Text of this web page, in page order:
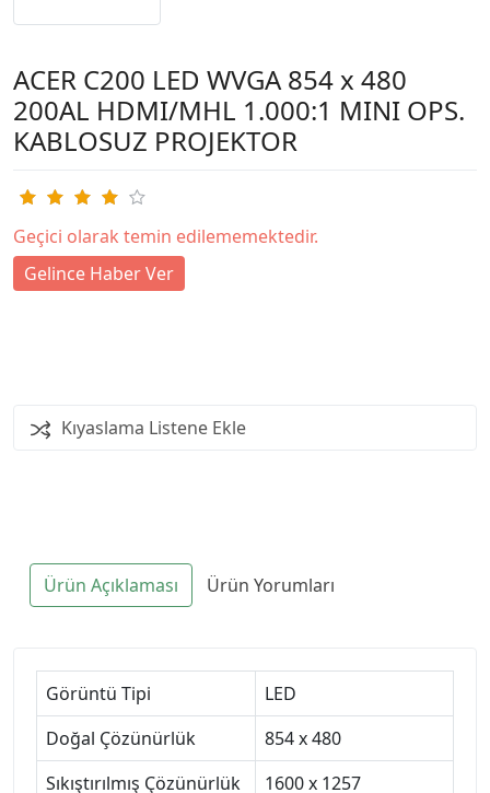
ACER C200 LED WVGA 854 x 480
200AL HDMI/MHL 1.000:1 MINI OPS.
KABLOSUZ PROJEKTOR
Geçici olarak temin edilememektedir.
Gelince Haber Ver
Kıyaslama Listene Ekle
Ürün Açıklaması Ürün Yorumları
Görüntü Tipi
LED
Doğal Çözünürlük
854 x 480
Sıkıştırılmış Çözünürlük
1600 x 1257